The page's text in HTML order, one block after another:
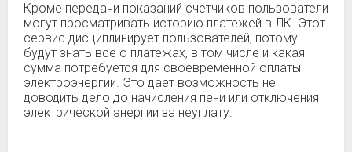
Кроме передачи показаний счетчиков пользователи
могут просматривать историю платежей в ЛК. Этот
сервис дисциплинирует пользователей, потому
будут знать все о платежах, в том числе и какая
сумма потребуется для своевременной оплаты
электроэнергии. Это дает возможность не
доводить дело до начисления пени или отключения
электрической энергии за неуплату.